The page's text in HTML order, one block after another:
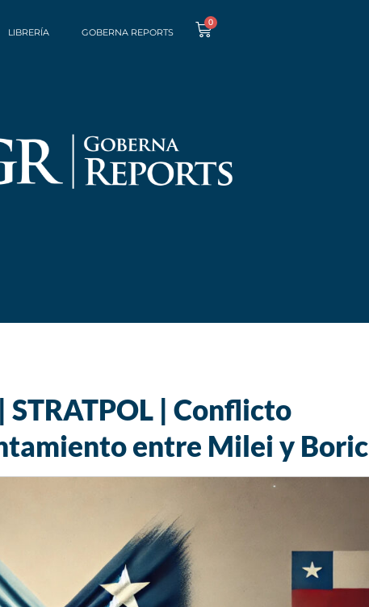
LIBRERÍA GOBERNA REPORTS
0
STRATPOL | Conflicto
entre Milei y Boric